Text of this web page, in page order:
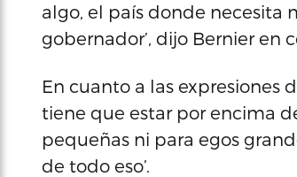
algo, el país donde necesita
gobernador’, dijo Bernier en
En cuanto a las expresiones
tiene que estar por encima
pequeñas ni para egos
de todo eso’.